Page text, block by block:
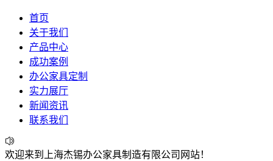
首页
关于我们
产品中心
成功案例
办公家具定制
实力展厅
新闻资讯
联系我们
欢迎来到上海杰锡办公家具制造有限公司网站！